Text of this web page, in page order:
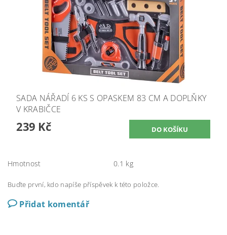
SADA NÁŘADÍ 6 KS S OPASKEM 83 CM A DOPLŇKY
V KRABIČCE
239 Kč
Hmotnost 0.1 kg
Buďte první, kdo napíše příspěvek k této položce.
Přidat komentář